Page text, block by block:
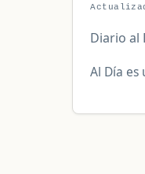
Diario al
Al Día